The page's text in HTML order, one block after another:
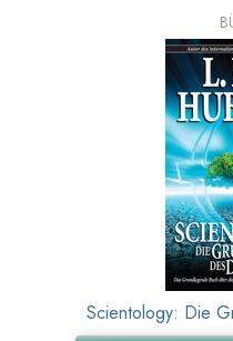
Scientology: Die